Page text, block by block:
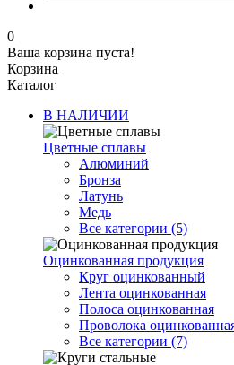
0
Ваша корзина пуста!
Корзина
Каталог
В НАЛИЧИИ
Цветные сплавы
Алюминий
Бронза
Латунь
Медь
Все категории (5)
Оцинкованная продукция
Круг оцинкованный
Лента оцинкованная
Полоса оцинкованная
Проволока
Все категории (7)